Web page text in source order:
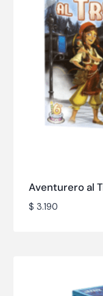
Aventurero al
$ 3.190